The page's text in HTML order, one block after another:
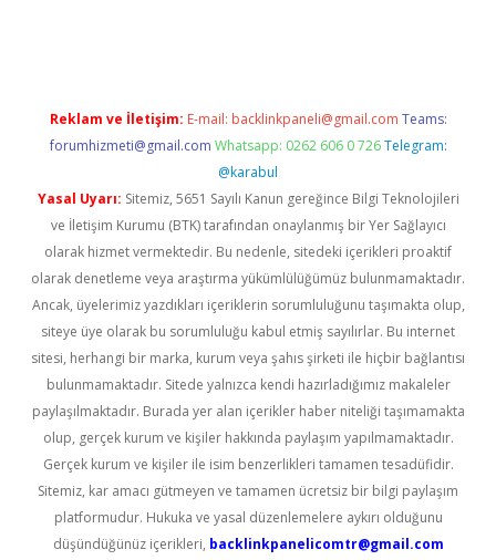
Reklam ve İletişim: E-mail: backlinkpaneli@gmail.com Teams:
forumhizmeti@gmail.com Whatsapp: 0262 606 0 726 Telegram:
@karabul
Yasal Uyarı: Sitemiz, 5651 Sayılı Kanun gereğince Bilgi Teknolojileri
ve İletişim Kurumu (BTK) tarafından onaylanmış bir Yer Sağlayıcı
olarak hizmet vermektedir. Bu nedenle, sitedeki içerikleri proaktif
olarak denetleme veya araştırma yükümlülüğümüz bulunmamaktadır.
Ancak, üyelerimiz yazdıkları içeriklerin sorumluluğunu taşımakta olup,
siteye üye olarak bu sorumluluğu kabul etmiş sayılırlar. Bu internet
sitesi, herhangi bir marka, kurum veya şahıs şirketi ile hiçbir bağlantısı
bulunmamaktadır. Sitede yalnızca kendi hazırladığımız makaleler
paylaşılmaktadır. Burada yer alan içerikler haber niteliği taşımamakta
olup, gerçek kurum ve kişiler hakkında paylaşım yapılmamaktadır.
Gerçek kurum ve kişiler ile isim benzerlikleri tamamen tesadüfidir.
Sitemiz, kar amacı gütmeyen ve tamamen ücretsiz bir bilgi paylaşım
platformudur. Hukuka ve yasal düzenlemelere aykırı olduğunu
düşündüğünüz içerikleri, backlinkpanelicomtr@gmail.com